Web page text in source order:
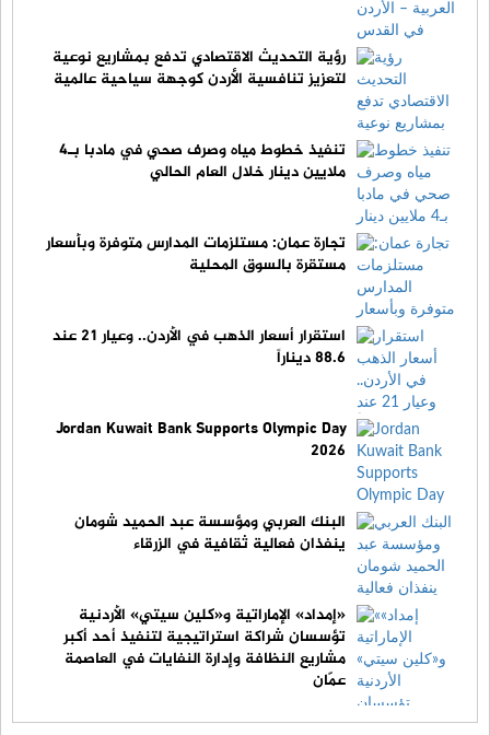
رؤية التحديث الاقتصادي تدفع بمشاريع نوعية
لتعزيز تنافسية الأردن كوجهة سياحية عالمية
تنفيذ خطوط مياه وصرف صحي في مادبا بـ4
ملايين دينار خلال العام الحالي
تجارة عمان: مستلزمات المدارس متوفرة وبأسعار
مستقرة بالسوق المحلية
استقرار أسعار الذهب في الأردن.. وعيار 21 عند
88.6 ديناراً
Jordan Kuwait Bank Supports Olympic Day
2026
البنك العربي ومؤسسة عبد الحميد شومان
ينفذان فعالية ثقافية في الزرقاء
«إمداد» الإماراتية و«كلين سيتي» الأردنية
تؤسسان شراكة استراتيجية لتنفيذ أحد أكبر
مشاريع النظافة وإدارة النفايات في العاصمة
عمّان